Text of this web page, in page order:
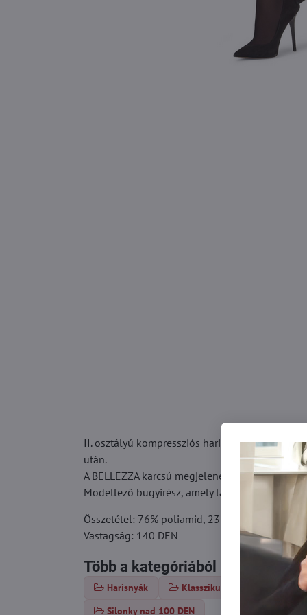
II. osztályú kompressziós harisnya 20 HGmm
után.
A BELLEZZA karcsú megjelenést kölcsönöz
Modellező bugyirész, amely lapos has hatását
Összetétel: 76% poliamid, 23% elasztán, 1%
Vastagság: 140 DEN
Több a kategóriából
Harisnyák Klasszikus harisnya
Silonky nad 100 DEN